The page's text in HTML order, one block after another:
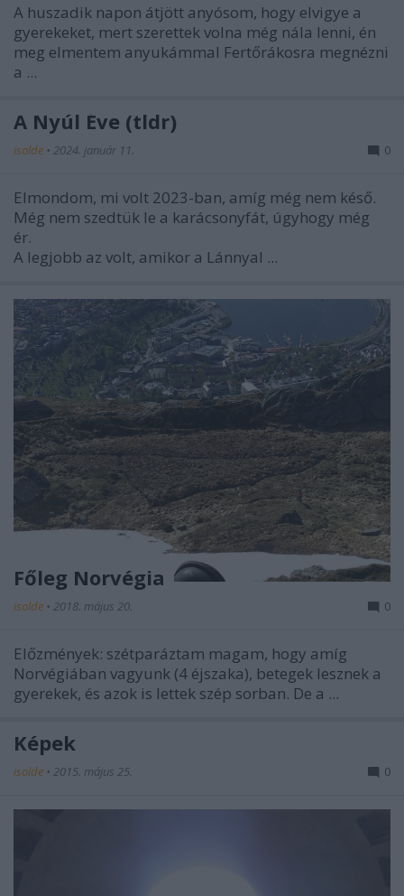
A huszadik napon átjött anyósom, hogy elvigye a
gyerekeket, mert szerettek volna még nála lenni, én
meg elmentem anyukámmal Fertőrákosra megnézni
a ...
A Nyúl Éve (tldr)
isolde • 2024. január 11. 0
Elmondom, mi volt 2023-ban, amíg még nem késő.
Még nem szedtük le a karácsonyfát, úgyhogy még
ér.
A legjobb az volt, amikor a Lánnyal ...
Főleg Norvégia
isolde • 2018. május 20. 0
Előzmények: szétparáztam magam, hogy amíg
Norvégiában vagyunk (4 éjszaka), betegek lesznek a
gyerekek, és azok is lettek szép sorban. De a ...
Képek
isolde • 2015. május 25. 0